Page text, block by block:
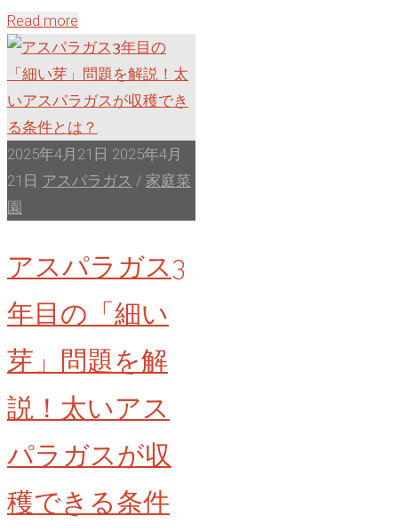
徹
底
解
説"
Read more
成
肥
料
8-
8-
8、
後
養
は
る
の
か？
気
2025年4月21日 2025年4月
21日 アスパラガス / 家庭菜
園
アスパラガス3
年目の「細い
芽」問題を解
説！太いアス
パラガスが収
穫できる条件